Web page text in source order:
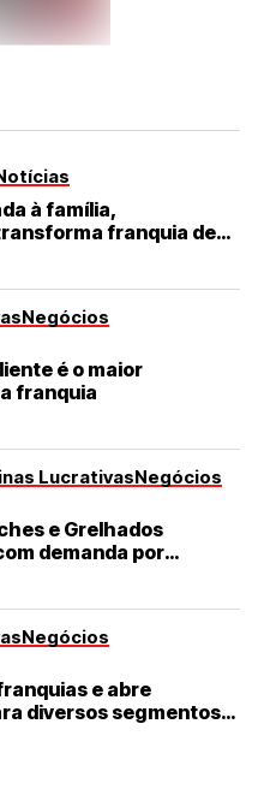
à família,
franquia de
de destaque no RN
Negócios
é o maior
franquia
LucrativasNegócios
e Grelhados
demanda por
de qualidade
Negócios
e abre
diversos segmentos